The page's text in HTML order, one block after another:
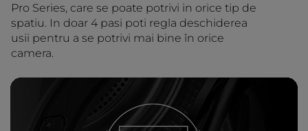
Pro Series, care se poate potrivi in orice tip de
spatiu. In doar 4 pasi poti regla deschiderea
usii pentru a se potrivi mai bine în orice
camera.